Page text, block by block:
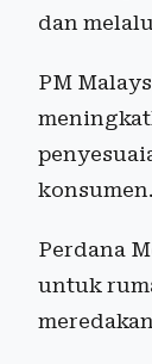
dan
PM
konsumen.
Perdana
untuk